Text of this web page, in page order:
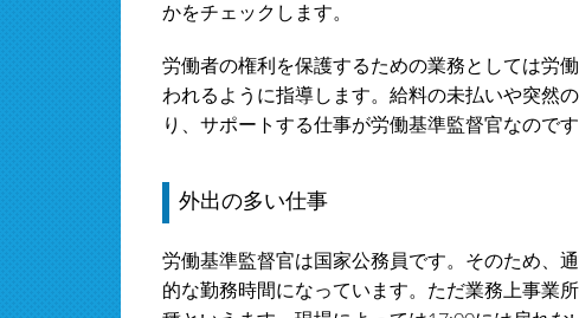
かをチェックします。
労働者の権利を保護するための業務としては労
われるように指導します。給料の未払いや突然
り、サポートする仕事が労働基準監督官なのです
外出の多い仕事
労働基準監督官は国家公務員です。そのため、
的な勤務時間になっています。ただ業務上事業